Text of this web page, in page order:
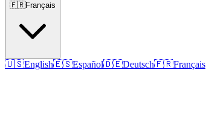
🇫🇷Français
🇺🇸English🇪🇸Español🇩🇪Deutsch🇫🇷Français